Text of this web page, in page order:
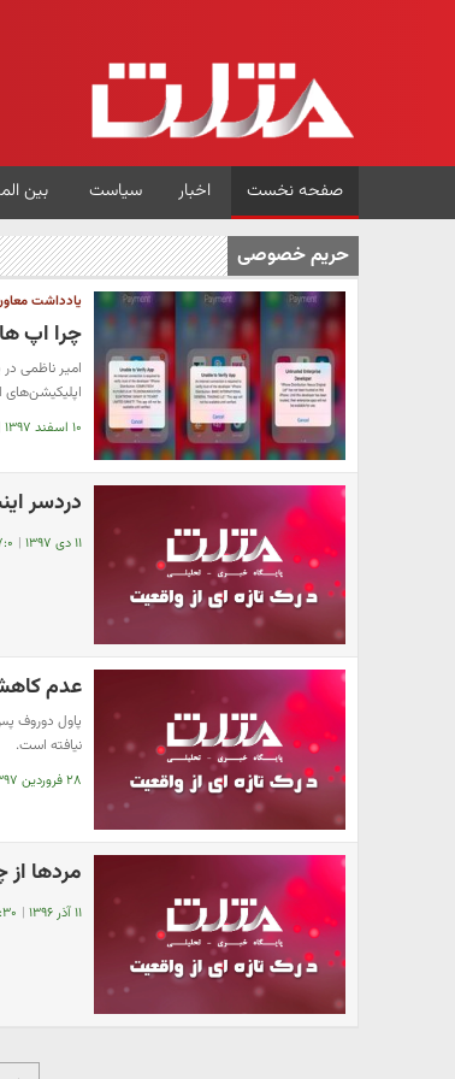
صفحه نخست اخبار سیاست بین
حریم خصوصی
یادداشت
چرا اپ
امیر ناظمی
اپلیکیشن‌های
۱۰ اسفند ۱۳۹۷
دردسر
۱۱ دی ۱۳۹۷ |
عدم
نیافته است.
۲۸ فروردین ۱۳۹۷
مرد‌ها
۱۱ آذر ۱۳۹۶ |